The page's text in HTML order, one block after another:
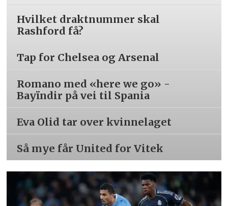
Hvilket draktnummer skal
Rashford få?
Tap for Chelsea og Arsenal
Romano med «here we go» -
Bayïndir på vei til Spania
Eva Olid tar over kvinnelaget
Så mye får United for Vitek